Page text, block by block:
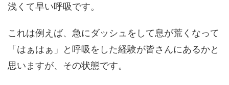
浅くて早い呼吸です。
これは例えば、急にダッシュをして息が荒くなって
「はぁはぁ」と呼吸をした経験が皆さんにあるかと
思いますが、その状態です。